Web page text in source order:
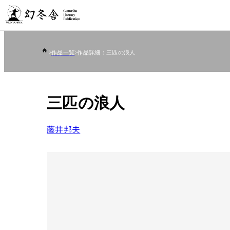
作品一覧 作品詳細：三匹の浪人
三匹の浪人
藤井邦夫